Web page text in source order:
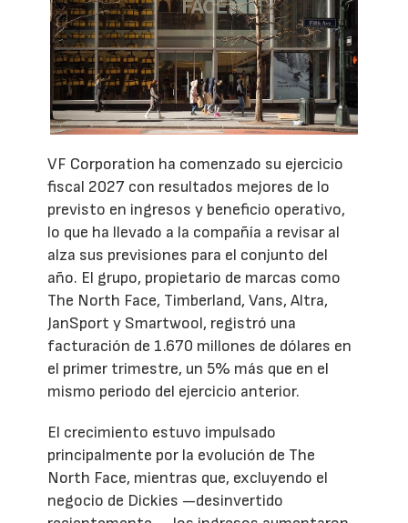
VF Corporation ha comenzado su ejercicio
fiscal 2027 con resultados mejores de lo
previsto en ingresos y beneficio operativo,
lo que ha llevado a la compañía a revisar al
alza sus previsiones para el conjunto del
año. El grupo, propietario de marcas como
The North Face, Timberland, Vans, Altra,
JanSport y Smartwool, registró una
facturación de 1.670 millones de dólares en
el primer trimestre, un 5% más que en el
mismo periodo del ejercicio anterior.
El crecimiento estuvo impulsado
principalmente por la evolución de The
North Face, mientras que, excluyendo el
negocio de Dickies —desinvertido